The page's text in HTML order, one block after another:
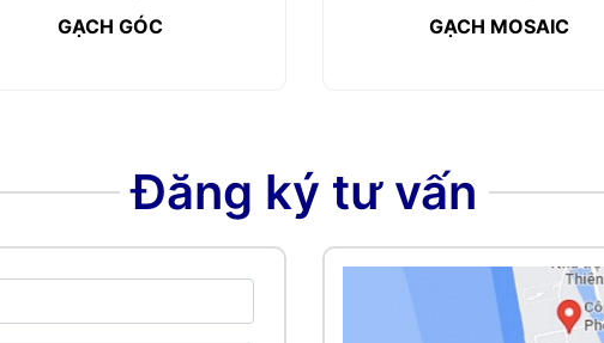
GẠCH GÓC
GẠCH MOSAIC
Đăng ký tư vấn